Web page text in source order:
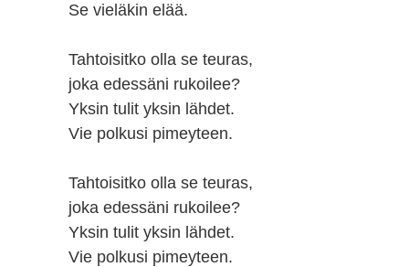
Se vieläkin elää.
Tahtoisitko olla se teuras,
joka edessäni rukoilee?
Yksin tulit yksin lähdet.
Vie polkusi pimeyteen.
Tahtoisitko olla se teuras,
joka edessäni rukoilee?
Yksin tulit yksin lähdet.
Vie polkusi pimeyteen.